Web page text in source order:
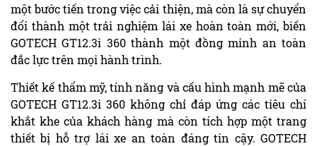
một bước tiến trong việc cải thiện, mà còn là sự chuyển
đổi thành một trải nghiệm lái xe hoàn toàn mới, biến
GOTECH GT12.3i 360 thành một đồng minh an toàn
đắc lực trên mọi hành trình.
Thiết kế thẩm mỹ, tính năng và cấu hình mạnh mẽ của
GOTECH GT12.3i 360 không chỉ đáp ứng các tiêu chí
khắt khe của khách hàng mà còn tích hợp một trang
thiết bị hỗ trợ lái xe an toàn đáng tin cậy. GOTECH